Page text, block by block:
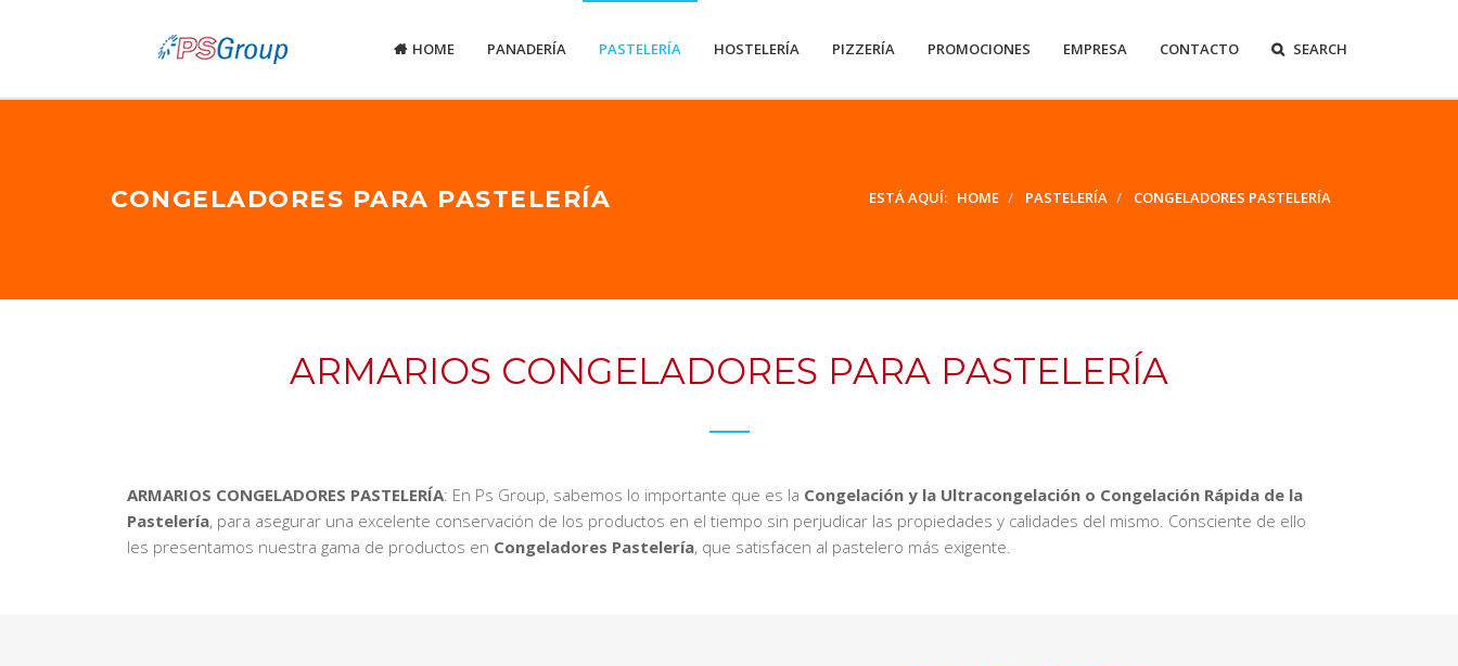
HOME PANADERÍA PASTELERÍA HOSTELERÍA PIZZERÍA PROMOCIONES EMPRESA CONTACTO SEARCH
CONGELADORES PARA PASTELERÍA ESTÁ AQUÍ: HOME PASTELERÍA CONGELADORES PASTELERÍA
ARMARIOS CONGELADORES PARA PASTELERÍA
ARMARIOS CONGELADORES PASTELERÍA: En Ps Group, sabemos lo importante que es la Congelación y la Ultracongelación o Congelación Rápida de la
Pastelería, para asegurar una excelente conservación de los productos en el tiempo sin perjudicar las propiedades y calidades del mismo. Consciente de ello
les presentamos nuestra gama de productos en Congeladores Pastelería, que satisfacen al pastelero más exigente.